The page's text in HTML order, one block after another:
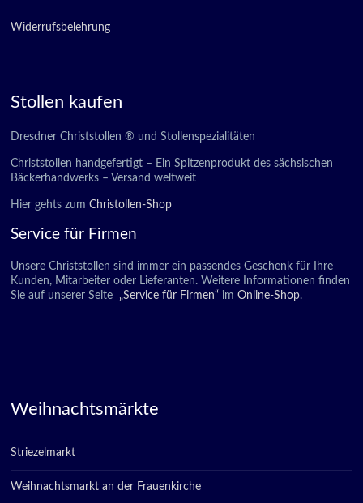
Widerrufsbelehrung
Stollen kaufen
Dresdner Christstollen ® und Stollenspezialitäten
Christstollen handgefertigt – Ein Spitzenprodukt des sächsischen
Bäckerhandwerks – Versand weltweit
Hier gehts zumChristollen-Shop
Service für Firmen
Unsere Christstollen sind immer ein passendes Geschenk für Ihre
Kunden, Mitarbeiter oder Lieferanten. Weitere Informationen finden
Sie auf unserer Seite
„Service für Firmen“ im Online-Shop.
Weihnachtsmärkte
Striezelmarkt
Weihnachtsmarkt an der Frauenkirche